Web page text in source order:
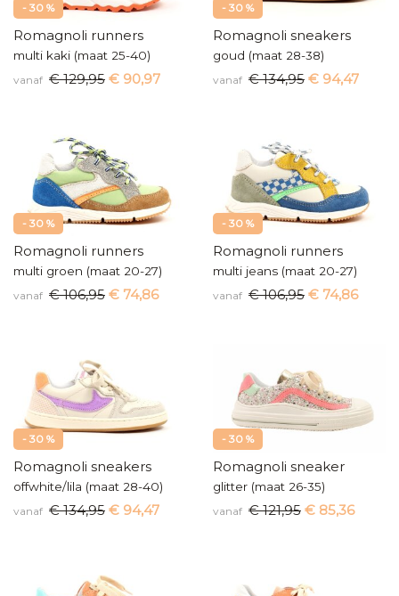
- 30 %
Romagnoli runners
multi kaki (maat 25-40)
vanaf € 129,95 € 90,97
- 30 %
Romagnoli sneakers
goud (maat 28-38)
vanaf € 134,95 € 94,47
- 30 %
Romagnoli runners
multi groen (maat 20-27)
vanaf € 106,95 € 74,86
- 30 %
Romagnoli runners
multi jeans (maat 20-27)
vanaf € 106,95 € 74,86
- 30 %
Romagnoli sneakers
offwhite/lila (maat 28-40)
vanaf € 134,95 € 94,47
- 30 %
Romagnoli sneaker
glitter (maat 26-35)
vanaf € 121,95 € 85,36